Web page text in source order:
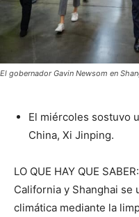
El gobernador Gavin Newsom en
El miércoles sostuvo
China, Xi Jinping.
LO QUE HAY QUE
California y Shanghai se
climática mediante la